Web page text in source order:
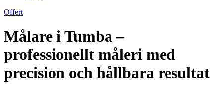
Offert
Målare i Tumba –
professionellt måleri med
precision och hållbara resultat